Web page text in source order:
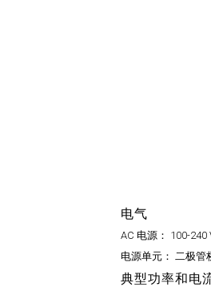
电气
AC 电源： 100-240
电源单元：
二极管
典型功率和电